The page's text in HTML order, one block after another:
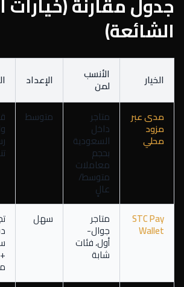
الشائعة)
الخيار الأنسب
لمن الإعداد
مدى عبر
مزود
محلي
متاجر
داخل
السعودية
بحجم
معاملات
متوسط/
عالٍ
متوسط
STC Pay
Wallet
متاجر
جوال-
أول، فئات
شابة
سهل